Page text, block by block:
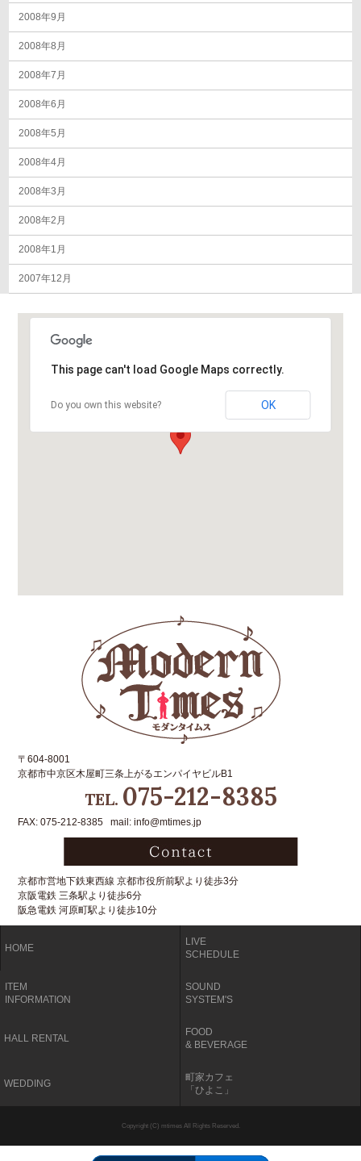
2008年9月
2008年8月
2008年7月
2008年6月
2008年5月
2008年4月
2008年3月
2008年2月
2008年1月
2007年12月
This page can't load Google Maps correctly.
Do you own this website? OK
〒604-8001
京都市中京区木屋町三条上がるエンパイヤビルB1
TEL. 075-212-8385
FAX: 075-212-8385 mail: info@mtimes.jp
京都市営地下鉄東西線 京都市役所前駅より徒歩3分
京阪電鉄 三条駅より徒歩6分
阪急電鉄 河原町駅より徒歩10分
HOME
LIVE
SCHEDULE
ITEM
INFORMATION
SOUND
SYSTEM'S
HALL RENTAL
FOOD
& BEVERAGE
WEDDING
町家カフェ
「ひよこ」
Copyright (C) mtimes All Rights Reserved.